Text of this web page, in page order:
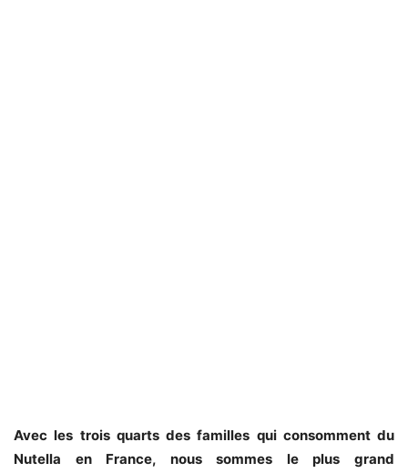
Avec les trois quarts des familles qui consomment du
Nutella en France, nous sommes le plus grand